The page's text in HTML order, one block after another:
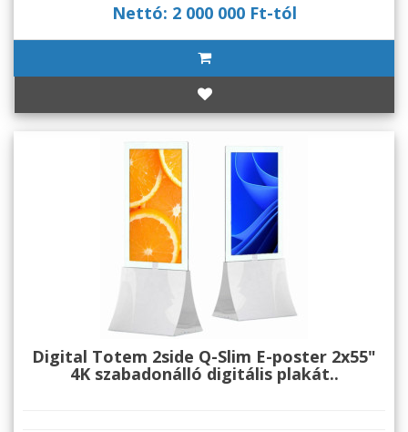
Nettó: 2 000 000 Ft-tól
Digital Totem 2side Q-Slim E-poster 2x55"
4K szabadonálló digitális plakát..